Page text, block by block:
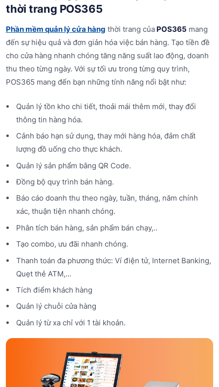
thời trang POS365
Phần mềm quản lý cửa hàng thời trang của POS365 mang
đến sự hiệu quả và đơn giản hóa việc bán hàng. Tạo tiền đề
cho cửa hàng nhanh chóng tăng năng suất lao động, doanh
thu theo từng ngày. Với sự tối ưu trong từng quy trình,
POS365 mang đến bạn những tính năng nổi bật như:
Quản lý tồn kho chi tiết, thoải mái thêm mới, thay đổi
thông tin hàng hóa.
Cảnh báo hạn sử dụng, thay mới hàng hóa, đảm chất
lượng đồ uống cho thực khách.
Quản lý sản phẩm bằng QR Code.
Đồng bộ quy trình bán hàng.
Báo cáo doanh thu theo ngày, tuần, tháng, năm chính
xác, thuận tiện nhanh chóng.
Phân tích bán hàng, sản phẩm bán chạy,..
Tạo combo, ưu đãi nhanh chóng.
Thanh toán đa phương thức: Ví điện tử, Internet Banking,
Quẹt thẻ ATM,...
Tích điểm khách hàng
Quản lý chuỗi cửa hàng
Quản lý từ xa chỉ với 1 tài khoản.